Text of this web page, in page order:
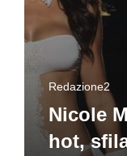
Redazione2
Nicole
hot,